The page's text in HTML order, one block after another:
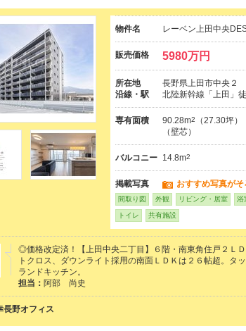
物件名 レーベン上田中央
販売価格 5980万円
所在地
長野県上田市中央２
沿線・駅
北陸新幹線「上田」
専有面積 90.28m2
（27.30坪）
（壁芯）
バルコニー 14.8m2
掲載写真 おすすめ写真が
間取り図 外観 リビング・居室 浴
トイレ 共有施設
◎価格改定済！【上田中央二丁目】６階・南東角住戸２Ｌ
トクロス、ダウンライト採用の南面ＬＤＫは２６帖超。タ
ランドキッチン。
担当： 阿部 尚史
長野オフィス